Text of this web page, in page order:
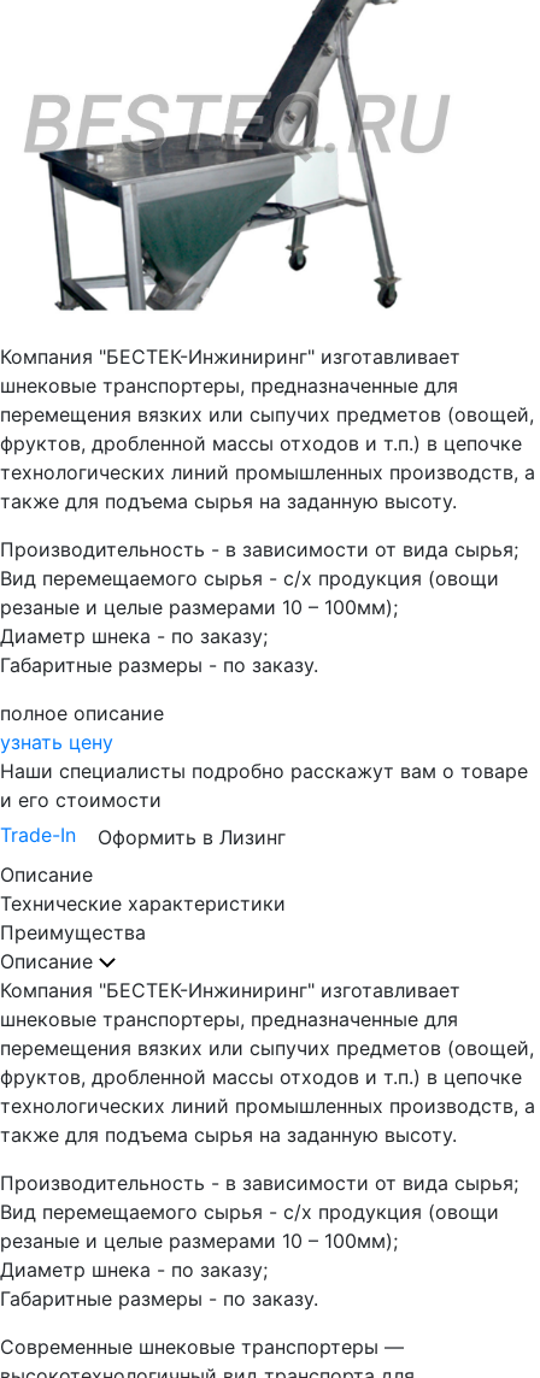
Компания "БЕСТЕК-Инжиниринг" изготавливает
шнековые транспортеры, предназначенные для
перемещения вязких или сыпучих предметов (овощей,
фруктов, дробленной массы отходов и т.п.) в цепочке
технологических линий промышленных производств, а
также для подъема сырья на заданную высоту.
Производительность - в зависимости от вида сырья;
Вид перемещаемого сырья - с/х продукция (овощи
резаные и целые размерами 10 – 100мм);
Диаметр шнека - по заказу;
Габаритные размеры - по заказу.
полное описание
узнать цену
Наши специалисты подробно расскажут вам о товаре
и его стоимости
Trade-In
Оформить в Лизинг
Описание
Технические характеристики
Преимущества
Описание
Компания "БЕСТЕК-Инжиниринг" изготавливает
шнековые транспортеры, предназначенные для
перемещения вязких или сыпучих предметов (овощей,
фруктов, дробленной массы отходов и т.п.) в цепочке
технологических линий промышленных производств, а
также для подъема сырья на заданную высоту.
Производительность - в зависимости от вида сырья;
Вид перемещаемого сырья - с/х продукция (овощи
резаные и целые размерами 10 – 100мм);
Диаметр шнека - по заказу;
Габаритные размеры - по заказу.
Современные шнековые транспортеры —